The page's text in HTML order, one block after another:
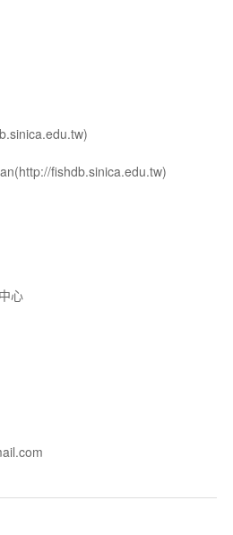
fishdb.sinica.edu.tw)
心